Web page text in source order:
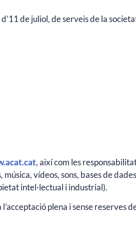
de juliol, de serveis de la
, així com les
vídeos, sons, bases de
intel·lectual i industrial).
plena i sense reserves